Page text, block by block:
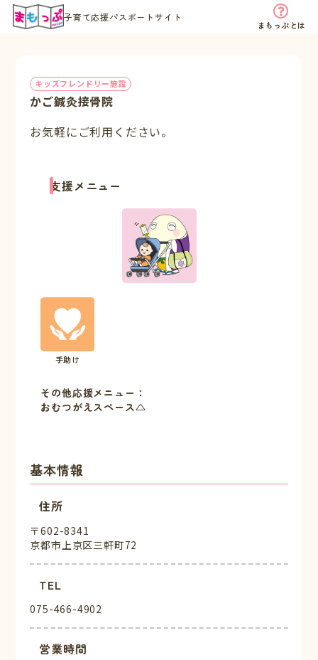
子育て応援パスポートサイト
まもっぷとは
キッズフレンドリー施設
かご鍼灸接骨院
お気軽にご利用ください。
支援メニュー
手助け
その他応援メニュー：
おむつがえスペース△
基本情報
住所
〒602-8341
京都市上京区三軒町72
TEL
075-466-4902
営業時間